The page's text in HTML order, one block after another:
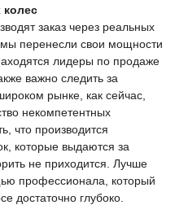
колес
заказ через реальных
перенесли свои мощности
лидеры по продаже
важно следить за
рынке, как сейчас,
некомпетентных
что производится
которые выдаются за
не приходится. Лучше
профессионала, который
достаточно глубоко.